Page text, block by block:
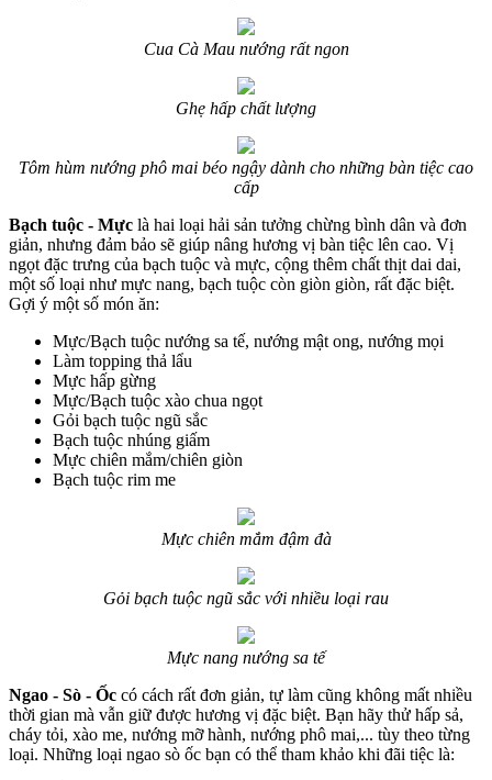
Cua Cà Mau nướng rất ngon
Ghẹ hấp chất lượng
Tôm hùm nướng phô mai béo ngậy dành cho những bàn tiệc cao
cấp
Bạch tuộc - Mực là hai loại hải sản tưởng chừng bình dân và đơn
giản, nhưng đảm bảo sẽ giúp nâng hương vị bàn tiệc lên cao. Vị
ngọt đặc trưng của bạch tuộc và mực, cộng thêm chất thịt dai dai,
một số loại như mực nang, bạch tuộc còn giòn giòn, rất đặc biệt.
Gợi ý một số món ăn:
Mực/Bạch tuộc nướng sa tế, nướng mật ong, nướng mọi
Làm topping thả lẩu
Mực hấp gừng
Mực/Bạch tuộc xào chua ngọt
Gỏi bạch tuộc ngũ sắc
Bạch tuộc nhúng giấm
Mực chiên mắm/chiên giòn
Bạch tuộc rim me
Mực chiên mắm đậm đà
Gỏi bạch tuộc ngũ sắc với nhiều loại rau
Mực nang nướng sa tế
Ngao - Sò - Ốc có cách rất đơn giản, tự làm cũng không mất nhiều
thời gian mà vẫn giữ được hương vị đặc biệt. Bạn hãy thử hấp sả,
cháy tỏi, xào me, nướng mỡ hành, nướng phô mai,... tùy theo từng
loại. Những loại ngao sò ốc bạn có thể tham khảo khi đãi tiệc là: